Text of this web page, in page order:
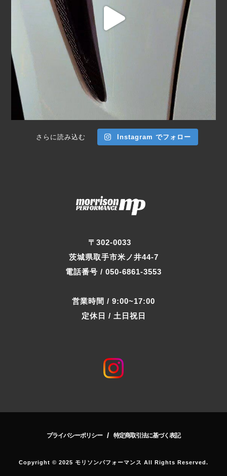
〒302-0033
茨城県取手市米ノ井44-7
電話番号 / 050-6861-3553
営業時間 / 9:00~17:00
定休日 / 土日祝日
さらに読み込む Instagram でフォロー
プライバシーポリシー / 特定商取引法に基づく表記
Copyright © 2025 モリソンパフォーマンス All Rights Reserved.